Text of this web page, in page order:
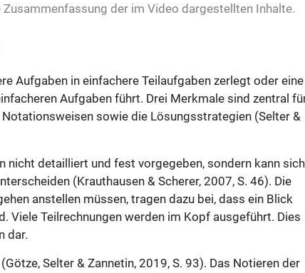
der im Video dargestellten Inhalte.
Aufgaben in einfachere Teilaufgaben zerlegt oder eine
Aufgaben führt. Drei Merkmale sind zentral
sowie die Lösungsstrategien (Selter &
nicht detailliert und fest vorgegeben, sondern kann sich
(Krauthausen & Scherer, 2007, S. 46). Die
anstellen müssen, tragen dazu bei, dass ein Blick
Viele Teilrechnungen werden im Kopf ausgeführt. Dies
dar.
Selter & Zannetin, 2019, S. 93). Das Notieren der